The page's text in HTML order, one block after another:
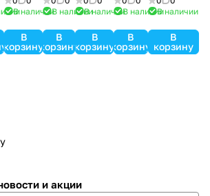
В наличии
В
корзину
В наличии
В
корзину
В наличии
В
корзину
В наличии
В
корзину
Bofre
В наличии
В
корзину
и акции